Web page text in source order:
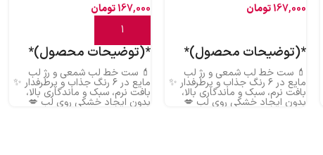
167,000تومان
*(توضیحات محصول)*
💄 ست خط لب شمعی و رژ لب
مایع در ۶ رنگ جذاب و پرطرفدار ✨
بافت نرم، سبک و ماندگاری بالا،
بدون ایجاد خشکی روی لب 💋
167,000تومان
افزودن به سبد خرید
*(توضیحات محصول)*
💄 ست خط لب شمعی و رژ لب
مایع در ۶ رنگ جذاب و پرطرفدار ✨
بافت نرم، سبک و ماندگاری بالا،
بدون ایجاد خشکی روی لب 💋